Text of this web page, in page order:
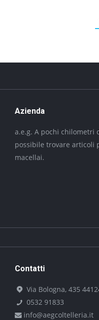
Azienda
a.e.g. A pochi chilometri
possibile trovare articoli
macellai.
Contatti
Via Bologna, 435
0532 91833
info@aegcoltelleria.it